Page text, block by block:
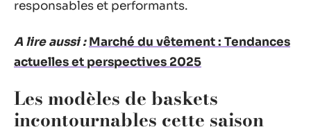
responsables et performants.
A lire aussi : Marché du vêtement : Tendances
actuelles et perspectives 2025
Les modèles de baskets
incontournables cette saison